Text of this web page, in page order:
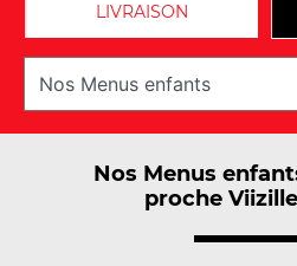
LIVRAISON
Nos Menus
proche